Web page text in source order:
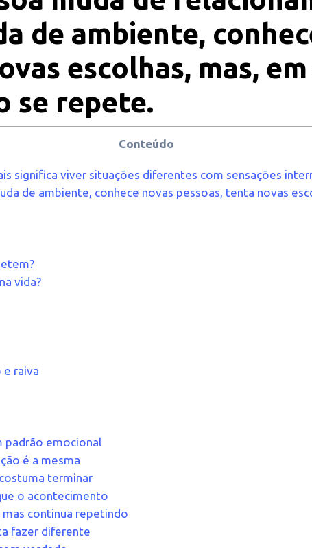
de ambiente,
escolhas, mas,
se repete.
Conteúdo
significa viver situações diferentes com sensações
de ambiente, conhece novas pessoas, tenta novas
vida?
e raiva
padrão emocional
é a mesma
terminar
o acontecimento
continua repetindo
fazer diferente